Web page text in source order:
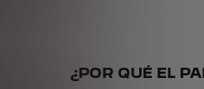
¿POR QUÉ EL